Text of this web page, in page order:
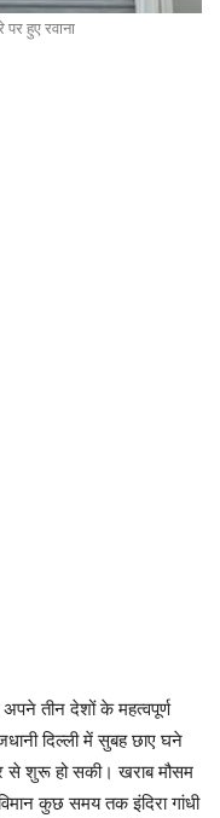
हुए रवाना
अपने तीन देशों के महत्वपूर्ण
दिल्ली में सुबह छाए घने
से शुरू हो सकी। खराब मौसम
कुछ समय तक इंदिरा गांधी